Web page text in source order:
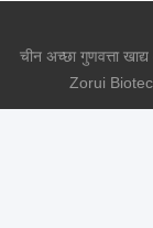
चीन अच्छा गुणवत्ता
Zorui